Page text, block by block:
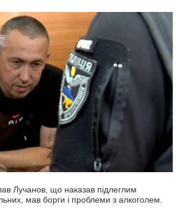
Лучанов, що наказав підлеглим
мав борги і проблеми з алкоголем.